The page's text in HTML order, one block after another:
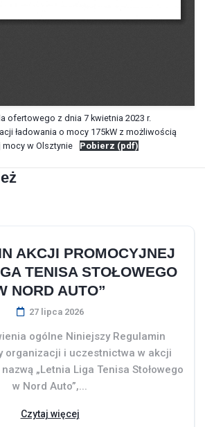
ofertowego z dnia 7 kwietnia 2023 r.
ładowania o mocy 175kW z możliwością
w Olsztynie
Pobierz (pdf)
AKCJI PROMOCYJNEJ
TENISA STOŁOWEGO
NORD AUTO”
27 lipca 2026
ogólne Niniejszy Regulamin
organizacji i uczestnictwa w akcji
„Letnia Liga Tenisa Stołowego
w Nord Auto”,...
Czytaj więcej